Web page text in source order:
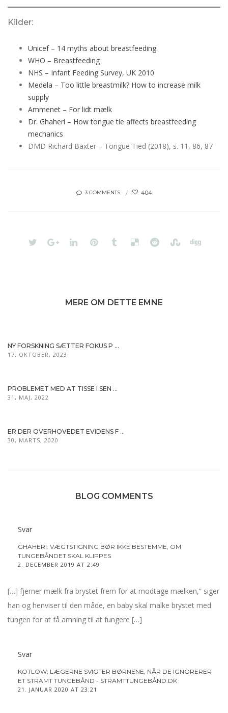
Kilder:
Unicef – 14 myths about breastfeeding
WHO – Breastfeeding
NHS – Infant Feeding Survey, UK 2010
Medela – Too little breastmilk? How to increase milk
supply
Ammenet – For lidt mælk
Dr. Ghaheri – How tongue tie affects breastfeeding
mechanics
DMD Richard Baxter – Tongue Tied (2018), s. 11, 86, 87
3 COMMENTS 404
MERE OM DETTE EMNE
NY FORSKNING SÆTTER FOKUS P ...
17, OKTOBER, 2023
PROBLEMET MED AT TISSE I SEN ...
31, MAJ, 2022
ER DER OVERHOVEDET EVIDENS F ...
30, MARTS, 2020
BLOG COMMENTS
Svar
GHAHERI: VÆGTSTIGNING BØR IKKE BESTEMME, OM
TUNGEBÅNDET SKAL KLIPPES
2. DECEMBER 2019 AT 2:49
[…] fjerner mælk fra brystet frem for at modtage mælken,” siger
han og henviser til den måde, en baby skal malke brystet med
tungen for at få amning til at fungere […]
Svar
KOTLOW: LÆGERNE SVIGTER BØRNENE, NÅR DE IGNORERER
ET STRAMT TUNGEBÅND - STRAMTTUNGEBÅND.DK
21. JANUAR 2020 AT 23:21